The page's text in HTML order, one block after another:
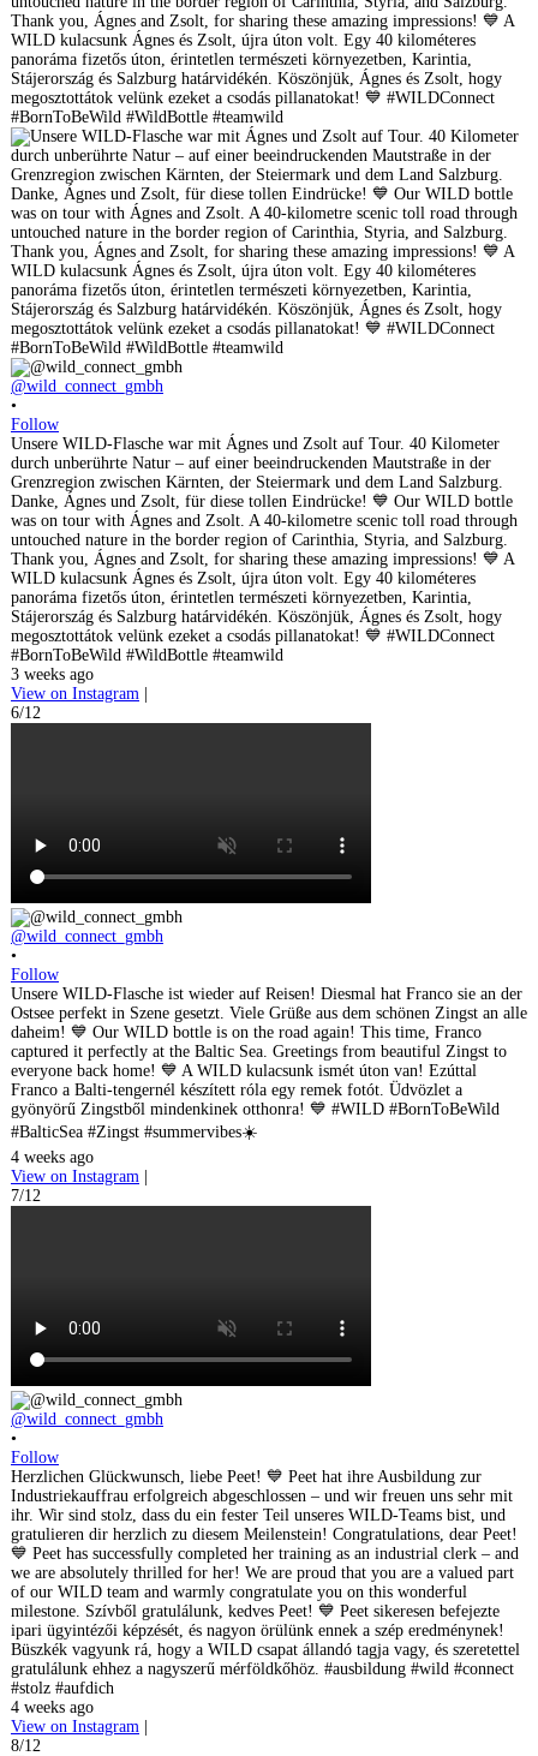
@wild_connect_gmbh
•
Follow
Unsere WILD-Flasche war mit Ágnes und Zsolt auf Tour. 40 Kilometer
durch unberührte Natur – auf einer beeindruckenden Mautstraße in der
Grenzregion zwischen Kärnten, der Steiermark und dem Land Salzburg.
Danke, Ágnes und Zsolt, für diese tollen Eindrücke! 💙 Our WILD bottle
was on tour with Ágnes and Zsolt. A 40-kilometre scenic toll road through
untouched nature in the border region of Carinthia, Styria, and Salzburg.
Thank you, Ágnes and Zsolt, for sharing these amazing impressions! 💙 A
WILD kulacsunk Ágnes és Zsolt, újra úton volt. Egy 40 kilométeres
panoráma fizetős úton, érintetlen természeti környezetben, Karintia,
Stájerország és Salzburg határvidékén. Köszönjük, Ágnes és Zsolt, hogy
megosztottátok velünk ezeket a csodás pillanatokat! 💙 #WILDConnect
#BornToBeWild #WildBottle #teamwild
3 weeks ago
View on Instagram |
6/12
@wild_connect_gmbh
•
Follow
Unsere WILD-Flasche ist wieder auf Reisen! Diesmal hat Franco sie an der
Ostsee perfekt in Szene gesetzt. Viele Grüße aus dem schönen Zingst an alle
daheim! 💙 Our WILD bottle is on the road again! This time, Franco
captured it perfectly at the Baltic Sea. Greetings from beautiful Zingst to
everyone back home! 💙 A WILD kulacsunk ismét úton van! Ezúttal
Franco a Balti-tengernél készített róla egy remek fotót. Üdvözlet a
gyönyörű Zingstből mindenkinek otthonra! 💙 #WILD #BornToBeWild
#BalticSea #Zingst #summervibes☀️
4 weeks ago
View on Instagram |
7/12
@wild_connect_gmbh
•
Follow
Herzlichen Glückwunsch, liebe Peet! 💙 Peet hat ihre Ausbildung zur
Industriekauffrau erfolgreich abgeschlossen – und wir freuen uns sehr mit
ihr. Wir sind stolz, dass du ein fester Teil unseres WILD-Teams bist, und
gratulieren dir herzlich zu diesem Meilenstein! Congratulations, dear Peet!
💙 Peet has successfully completed her training as an industrial clerk – and
we are absolutely thrilled for her! We are proud that you are a valued part
of our WILD team and warmly congratulate you on this wonderful
milestone. Szívből gratulálunk, kedves Peet! 💙 Peet sikeresen befejezte
ipari ügyintézői képzését, és nagyon örülünk ennek a szép eredménynek!
Büszkék vagyunk rá, hogy a WILD csapat állandó tagja vagy, és szeretettel
gratulálunk ehhez a nagyszerű mérföldkőhöz. #ausbildung #wild #connect
#stolz #aufdich
4 weeks ago
View on Instagram |
8/12